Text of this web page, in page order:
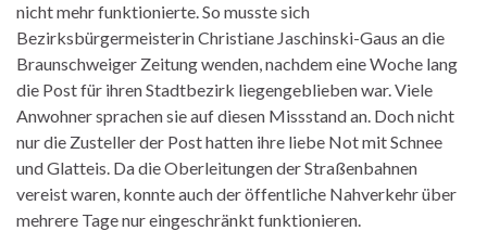
nicht mehr funktionierte. So musste sich
Bezirksbürgermeisterin Christiane Jaschinski-Gaus an die
Braunschweiger Zeitung wenden, nachdem eine Woche lang
die Post für ihren Stadtbezirk liegengeblieben war. Viele
Anwohner sprachen sie auf diesen Missstand an. Doch nicht
nur die Zusteller der Post hatten ihre liebe Not mit Schnee
und Glatteis. Da die Oberleitungen der Straßenbahnen
vereist waren, konnte auch der öffentliche Nahverkehr über
mehrere Tage nur eingeschränkt funktionieren.